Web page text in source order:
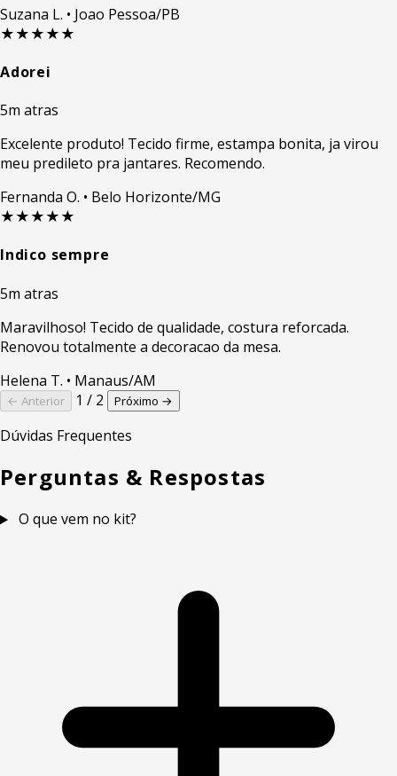
Suzana L. • Joao Pessoa/PB
★★★★★
Adorei
5m atras
Excelente produto! Tecido firme, estampa bonita, ja virou
meu predileto pra jantares. Recomendo.
Fernanda O. • Belo Horizonte/MG
★★★★★
Indico sempre
5m atras
Maravilhoso! Tecido de qualidade, costura reforcada.
Renovou totalmente a decoracao da mesa.
Helena T. • Manaus/AM
← Anterior 1 / 2 Próximo →
Dúvidas Frequentes
Perguntas & Respostas
O que vem no kit?